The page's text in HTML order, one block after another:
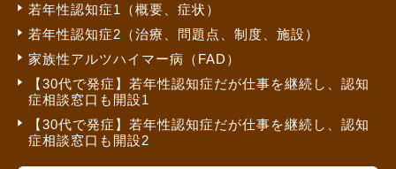
若年性認知症1（概要、症状）
若年性認知症2（治療、問題点、制度、施設）
家族性アルツハイマー病（FAD）
【30代で発症】若年性認知症だが仕事を継続し、認知
症相談窓口も開設1
【30代で発症】若年性認知症だが仕事を継続し、認知
症相談窓口も開設2